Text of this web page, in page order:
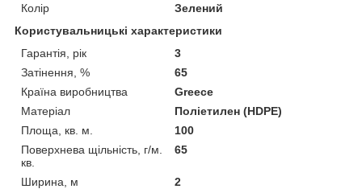
Колір
Зелений
Користувальницькі характеристики
Гарантія, рік
3
Затінення, %
65
Країна виробництва
Greece
Матеріал
Поліетилен (HDPE)
Площа, кв. м.
100
Поверхнева щільність, г/м.
кв.
65
Ширина, м 2